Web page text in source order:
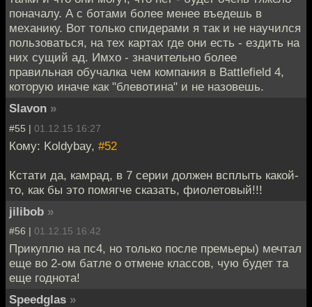
поначалу. А с ботами более менее въедешь в
механику. Вот только спидерами я так и не научился
пользоваться, на тех картах где они есть - ездить на
них сущий ад. Имхо - значительно более
правильная обучалка чем компания в Battlefield 4,
которую иначе как "блевотина" и не назовешь.
Slavon »
#55 | 01.12.15 16:27
Кому: Koldybay, #52
Кстати да, камрад, в 7 серии должен всплыть какой-
то, как бы это помягче сказать, фиолетовый!!!
jilibob »
#56 | 01.12.15 16:42
Прикуплю на пс4, но только после премьеры) мечтал
еще во 2-ом батле о отмене классов, чую будет та
еще годнота!
Speedglas »